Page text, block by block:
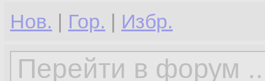
Нов. | Гор. | Избр.